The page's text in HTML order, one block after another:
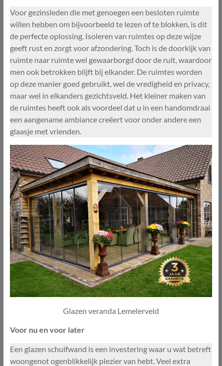
Voor gezinsleden die met genoegen een besloten ruimte
willen hebben om bijvoorbeeld te lezen of te blokken, is dit
de perfecte oplossing. Isoleren van ruimtes op deze wijze
geeft rust en zorgt voor afzondering. Toch is de doorkijk van
ruimte naar ruimte wel gewaarborgd door de ruit, waardoor
men ook betrokken blijft bij elkander. De ruimtes worden
op deze manier goed gebruikt, wel de vredigheid en privacy,
maar wel in elkanders gezichtsveld. Het kleiner maken van
de ruimtes heeft ook als voordeel dat u in een handomdraai
een aangename ambiance creëert voor onder andere een
glaasje met vrienden.
Glazen veranda Lemelerveld
Voor nu en voor later
Een glazen schuifwand is een investering waar u wat betreft
woongenot ogenblikkelijk plezier van hebt. Veel extra